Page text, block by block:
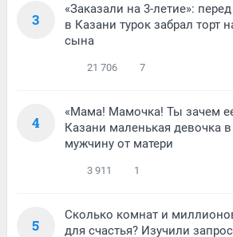
3
«Заказали на 3-летие»:
в Казани турок забрал торт
сына
21 706 7
4
«Мама! Мамочка! Ты зачем
Казани маленькая девочка в
мужчину от матери
3 911 1
5
Сколько комнат и
для счастья? Изучили